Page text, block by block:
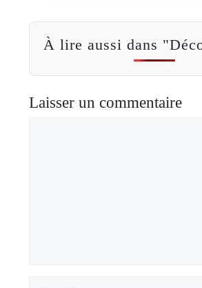
À lire aussi dans
Laisser un commentaire